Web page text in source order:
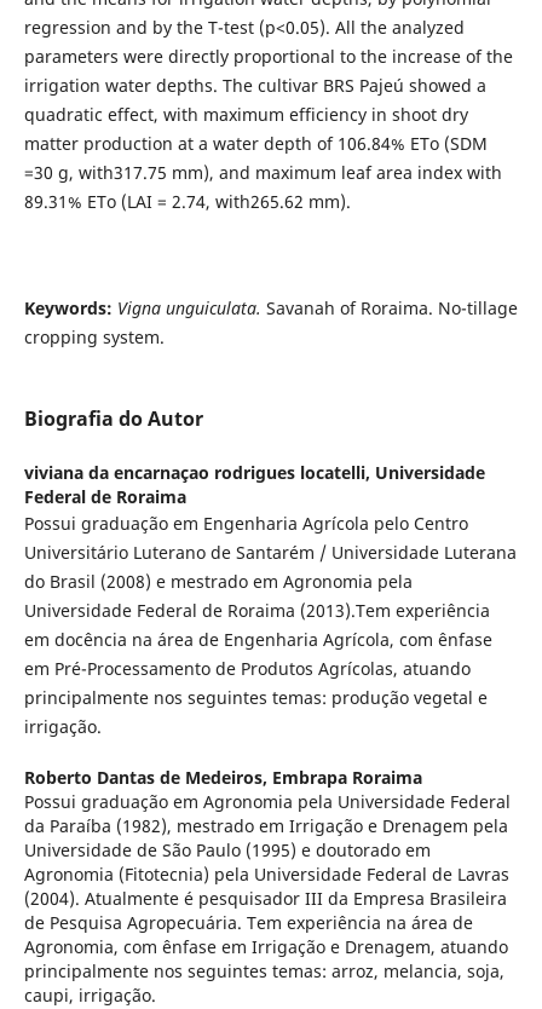
regression and by the T-test (p<0.05). All the analyzed
parameters were directly proportional to the increase of the
irrigation water depths. The cultivar BRS Pajeú showed a
quadratic effect, with maximum efficiency in shoot dry
matter production at a water depth of 106.84% ETo (SDM
=30 g, with317.75 mm), and maximum leaf area index with
89.31% ETo (LAI = 2.74, with265.62 mm).
Keywords: Vigna unguiculata. Savanah of Roraima. No-tillage
cropping system.
Biografia do Autor
viviana da encarnaçao rodrigues locatelli, Universidade
Federal de Roraima
Possui graduação em Engenharia Agrícola pelo Centro
Universitário Luterano de Santarém / Universidade Luterana
do Brasil (2008) e mestrado em Agronomia pela
Universidade Federal de Roraima (2013).Tem experiência
em docência na área de Engenharia Agrícola, com ênfase
em Pré-Processamento de Produtos Agrícolas, atuando
principalmente nos seguintes temas: produção vegetal e
irrigação.
Roberto Dantas de Medeiros, Embrapa Roraima
Possui graduação em Agronomia pela Universidade Federal
da Paraíba (1982), mestrado em Irrigação e Drenagem pela
Universidade de São Paulo (1995) e doutorado em
Agronomia (Fitotecnia) pela Universidade Federal de Lavras
(2004). Atualmente é pesquisador III da Empresa Brasileira
de Pesquisa Agropecuária. Tem experiência na área de
Agronomia, com ênfase em Irrigação e Drenagem, atuando
principalmente nos seguintes temas: arroz, melancia, soja,
caupi, irrigação.